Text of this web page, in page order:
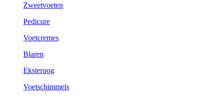
Zweetvoeten
Pedicure
Voetcremes
Blaren
Eksteroog
Voetschimmels